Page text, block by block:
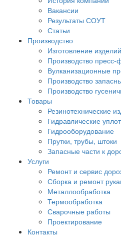
Вакансии
Результаты СОУТ
Статьи
Производство
Изготовление
Производство
Вулканизационные
Производство
Производство
Товары
Резинотехнические
Гидравлические
Гидрооборудование
Прутки, трубы, штоки
Запасные части к
Услуги
Ремонт и сервис
Сборка и ремонт
Металлообработка
Термообработка
Сварочные работы
Проектирование
Контакты